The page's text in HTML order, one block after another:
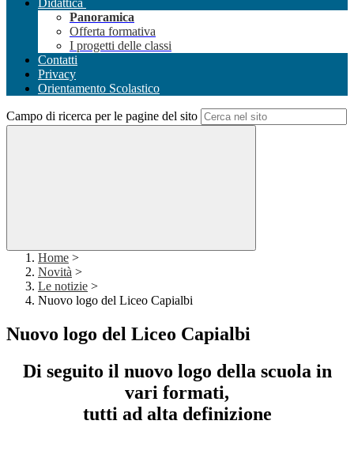
Didattica
Panoramica
Offerta formativa
I progetti delle classi
Contatti
Privacy
Orientamento Scolastico
Campo di ricerca per le pagine del sito
Home >
Novità >
Le notizie >
Nuovo logo del Liceo Capialbi
Nuovo logo del Liceo Capialbi
Di seguito il nuovo logo della scuola in
vari formati,
tutti ad alta definizione